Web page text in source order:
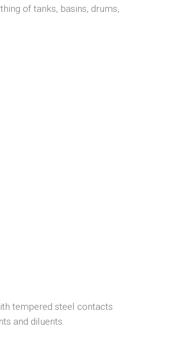
of tanks, basins, drums,
tempered steel contacts
and diluents.